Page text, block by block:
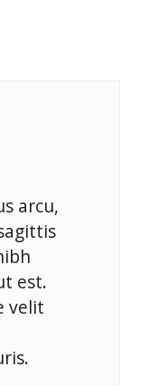
arcu,
est.
velit